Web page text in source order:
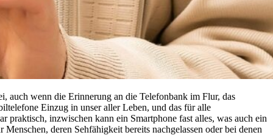
auch wenn die Erinnerung an die Telefonbank im Flur, das
Einzug in unser aller Leben, und das für alle
praktisch, inzwischen kann ein Smartphone fast alles, was auch ein
deren Sehfähigkeit bereits nachgelassen oder bei denen